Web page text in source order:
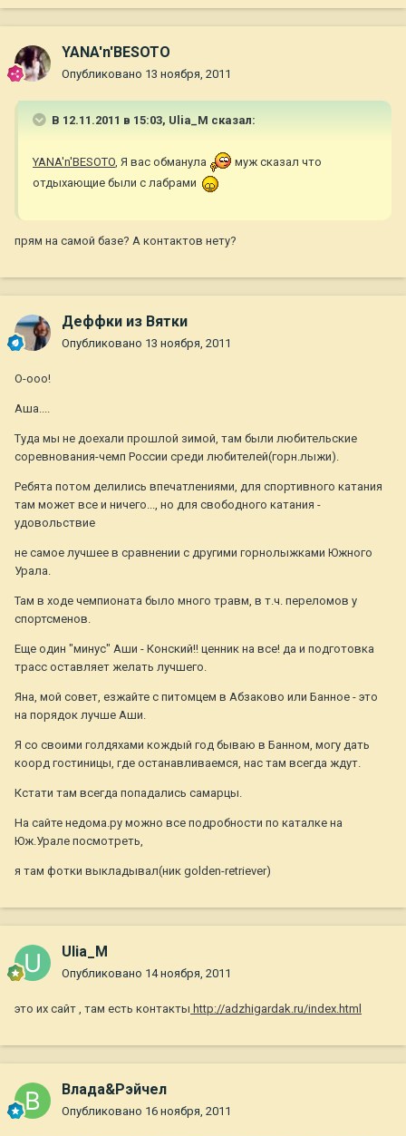
YANA'n'BESOTO
Опубликовано 13 ноября, 2011
В 12.11.2011 в 15:03, Ulia_M сказал:
YANA'n'BESOTO, Я вас обманула
муж сказал что
отдыхающие были с лабрами
прям на самой базе? А контактов нету?
Деффки из Вятки
Опубликовано 13 ноября, 2011
О-ооо!
Аша....
Туда мы не доехали прошлой зимой, там были любительские
соревнования-чемп России среди любителей(горн.лыжи).
Ребята потом делились впечатлениями, для спортивного катания
там может все и ничего..., но для свободного катания -
удовольствие
не самое лучшее в сравнении с другими горнолыжками Южного
Урала.
Там в ходе чемпионата было много травм, в т.ч. переломов у
спортсменов.
Еще один "минус" Аши - Конский!! ценник на все! да и подготовка
трасс оставляет желать лучшего.
Яна, мой совет, езжайте с питомцем в Абзаково или Банное - это
на порядок лучше Аши.
Я со своими голдяхами кождый год бываю в Банном, могу дать
коорд гостиницы, где останавливаемся, нас там всегда ждут.
Кстати там всегда попадались самарцы.
На сайте недома.ру можно все подробности по каталке на
Юж.Урале посмотреть,
я там фотки выкладывал(ник golden-retriever)
Ulia_M
Опубликовано 14 ноября, 2011
это их сайт , там есть контакты http://adzhigardak.ru/index.html
Влада&Рэйчел
Опубликовано 16 ноября, 2011